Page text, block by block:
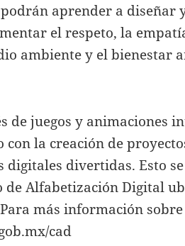
podrán aprender a diseñar
el respeto, la
ambiente y el bienestar
de juegos y animaciones
la creación de
divertidas. Esto
Alfabetización Digital
más información sobre
cad